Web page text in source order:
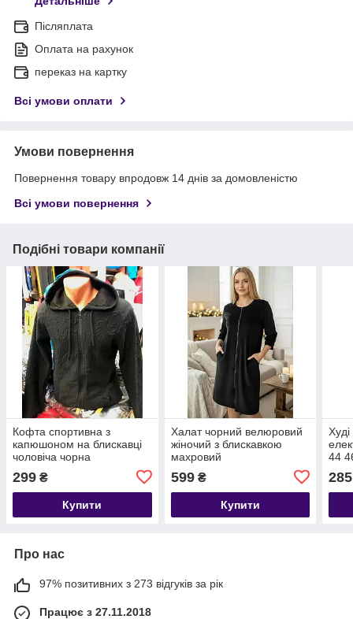
Післяплата
Оплата на рахунок
переказ на картку
Всі умови оплати
Умови повернення
Повернення товару впродовж 14 днів за домовленістю
Всі умови повернення
Подібні товари компанії
Кофта спортивна з
капюшоном на блискавці
чоловіча чорна
299 ₴
Купити
Халат чорний велюровий
жіночий з блискавкою
махровий
599₴
Купити
44
285
Про нас
97% позитивних з 273 відгуків за рік
Працює з 27.11.2018